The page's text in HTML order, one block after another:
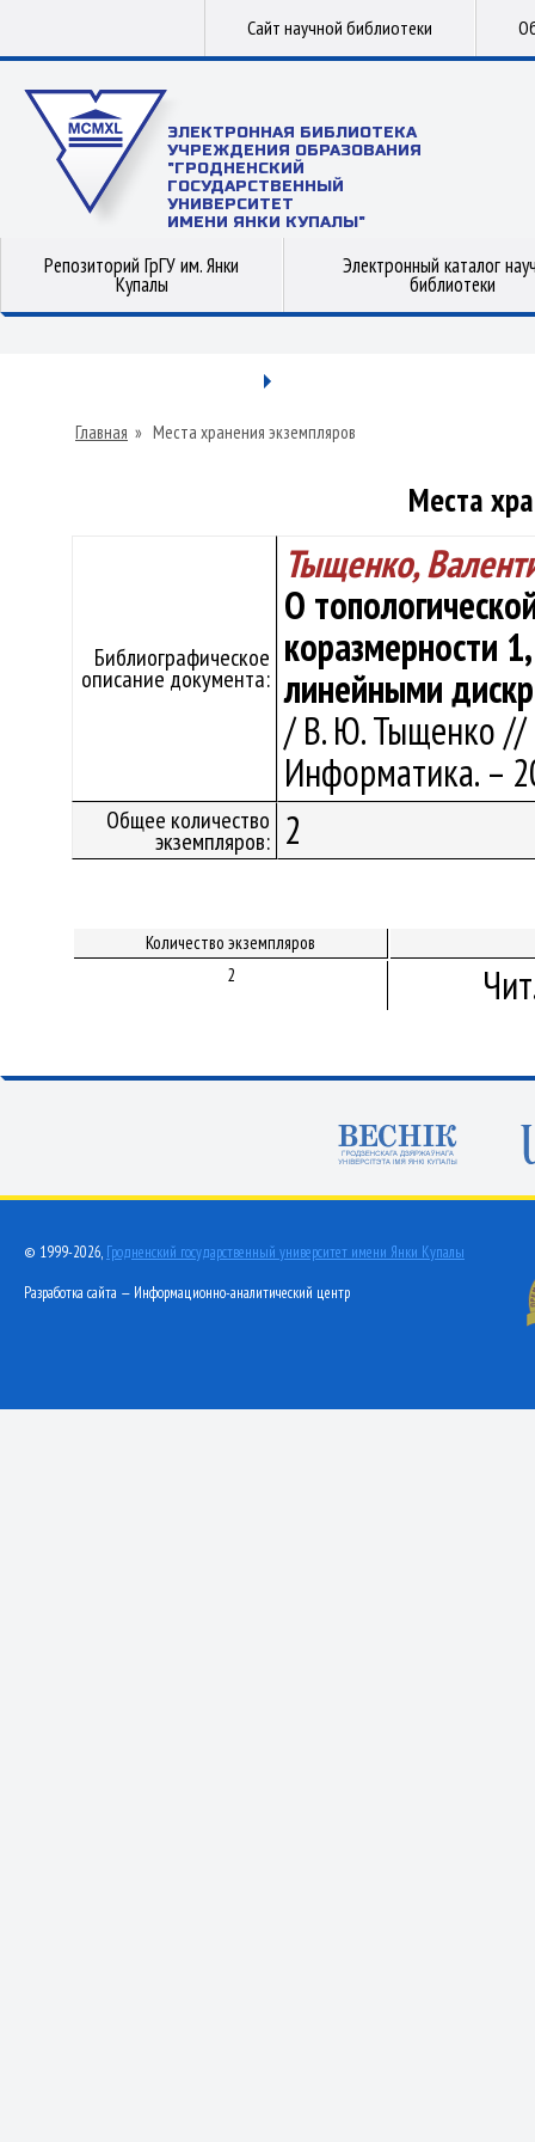
Сайт научной библиотеки
ЭЛЕКТРОННАЯ БИБЛИОТЕКА
УЧРЕЖДЕНИЯ ОБРАЗОВАНИЯ
"ГРОДНЕНСКИЙ
ГОСУДАРСТВЕННЫЙ
УНИВЕРСИТЕТ
ИМЕНИ ЯНКИ КУПАЛЫ"
Репозиторий ГрГУ им. Янки
Купалы
Электронный каталог
библиотеки
Главная » Места хранения экземпляров
Места
Библиографическое
описание документа:
Тыщенко,
О
коразмерности
линейными
/ В. Ю. Тыщенко //
Информатика. –
Общее количество
экземпляров: 2
Количество экземпляров
2
© 1999-2026, Гродненский государственный университет имени Янки Купалы
Разработка сайта — Информационно-аналитический центр